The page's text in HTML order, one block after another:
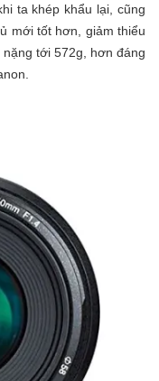
ta khép khẩu lại, cũng
mới tốt hơn, giảm thiểu
tới 572g, hơn đáng